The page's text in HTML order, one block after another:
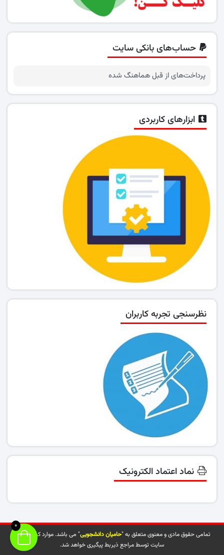
حساب‌های بانکی سایت
پرداخت‌های از قبل هماهنگ شده
ابزارهای کاربردی
نظرسنجی تجربه کاربران
نماد اعتماد الکترونیک
تمامی حقوق مادی و معنوی متعلق به "حامیان دانشجویی" می باشد. موارد کپی شده از
سایت توسط مراجع ذیربط پیگیری خواهد شد.
0